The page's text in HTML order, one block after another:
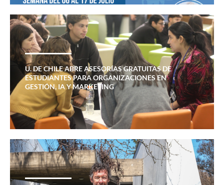
U. DE CHILE ABRE ASESORÍAS GRATUITAS DE
ESTUDIANTES PARA ORGANIZACIONES EN
GESTIÓN, IA Y MARKETING